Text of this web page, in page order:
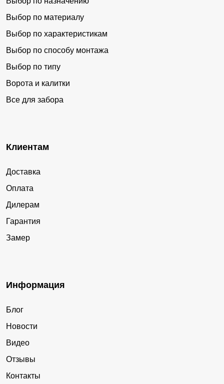
Выбор по материалу
Выбор по характеристикам
Выбор по способу монтажа
Выбор по типу
Ворота и калитки
Все для забора
Клиентам
Доставка
Оплата
Дилерам
Гарантия
Замер
Информация
Блог
Новости
Видео
Отзывы
Контакты